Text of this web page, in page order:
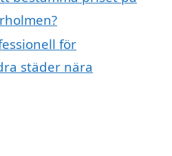
för
städer nära